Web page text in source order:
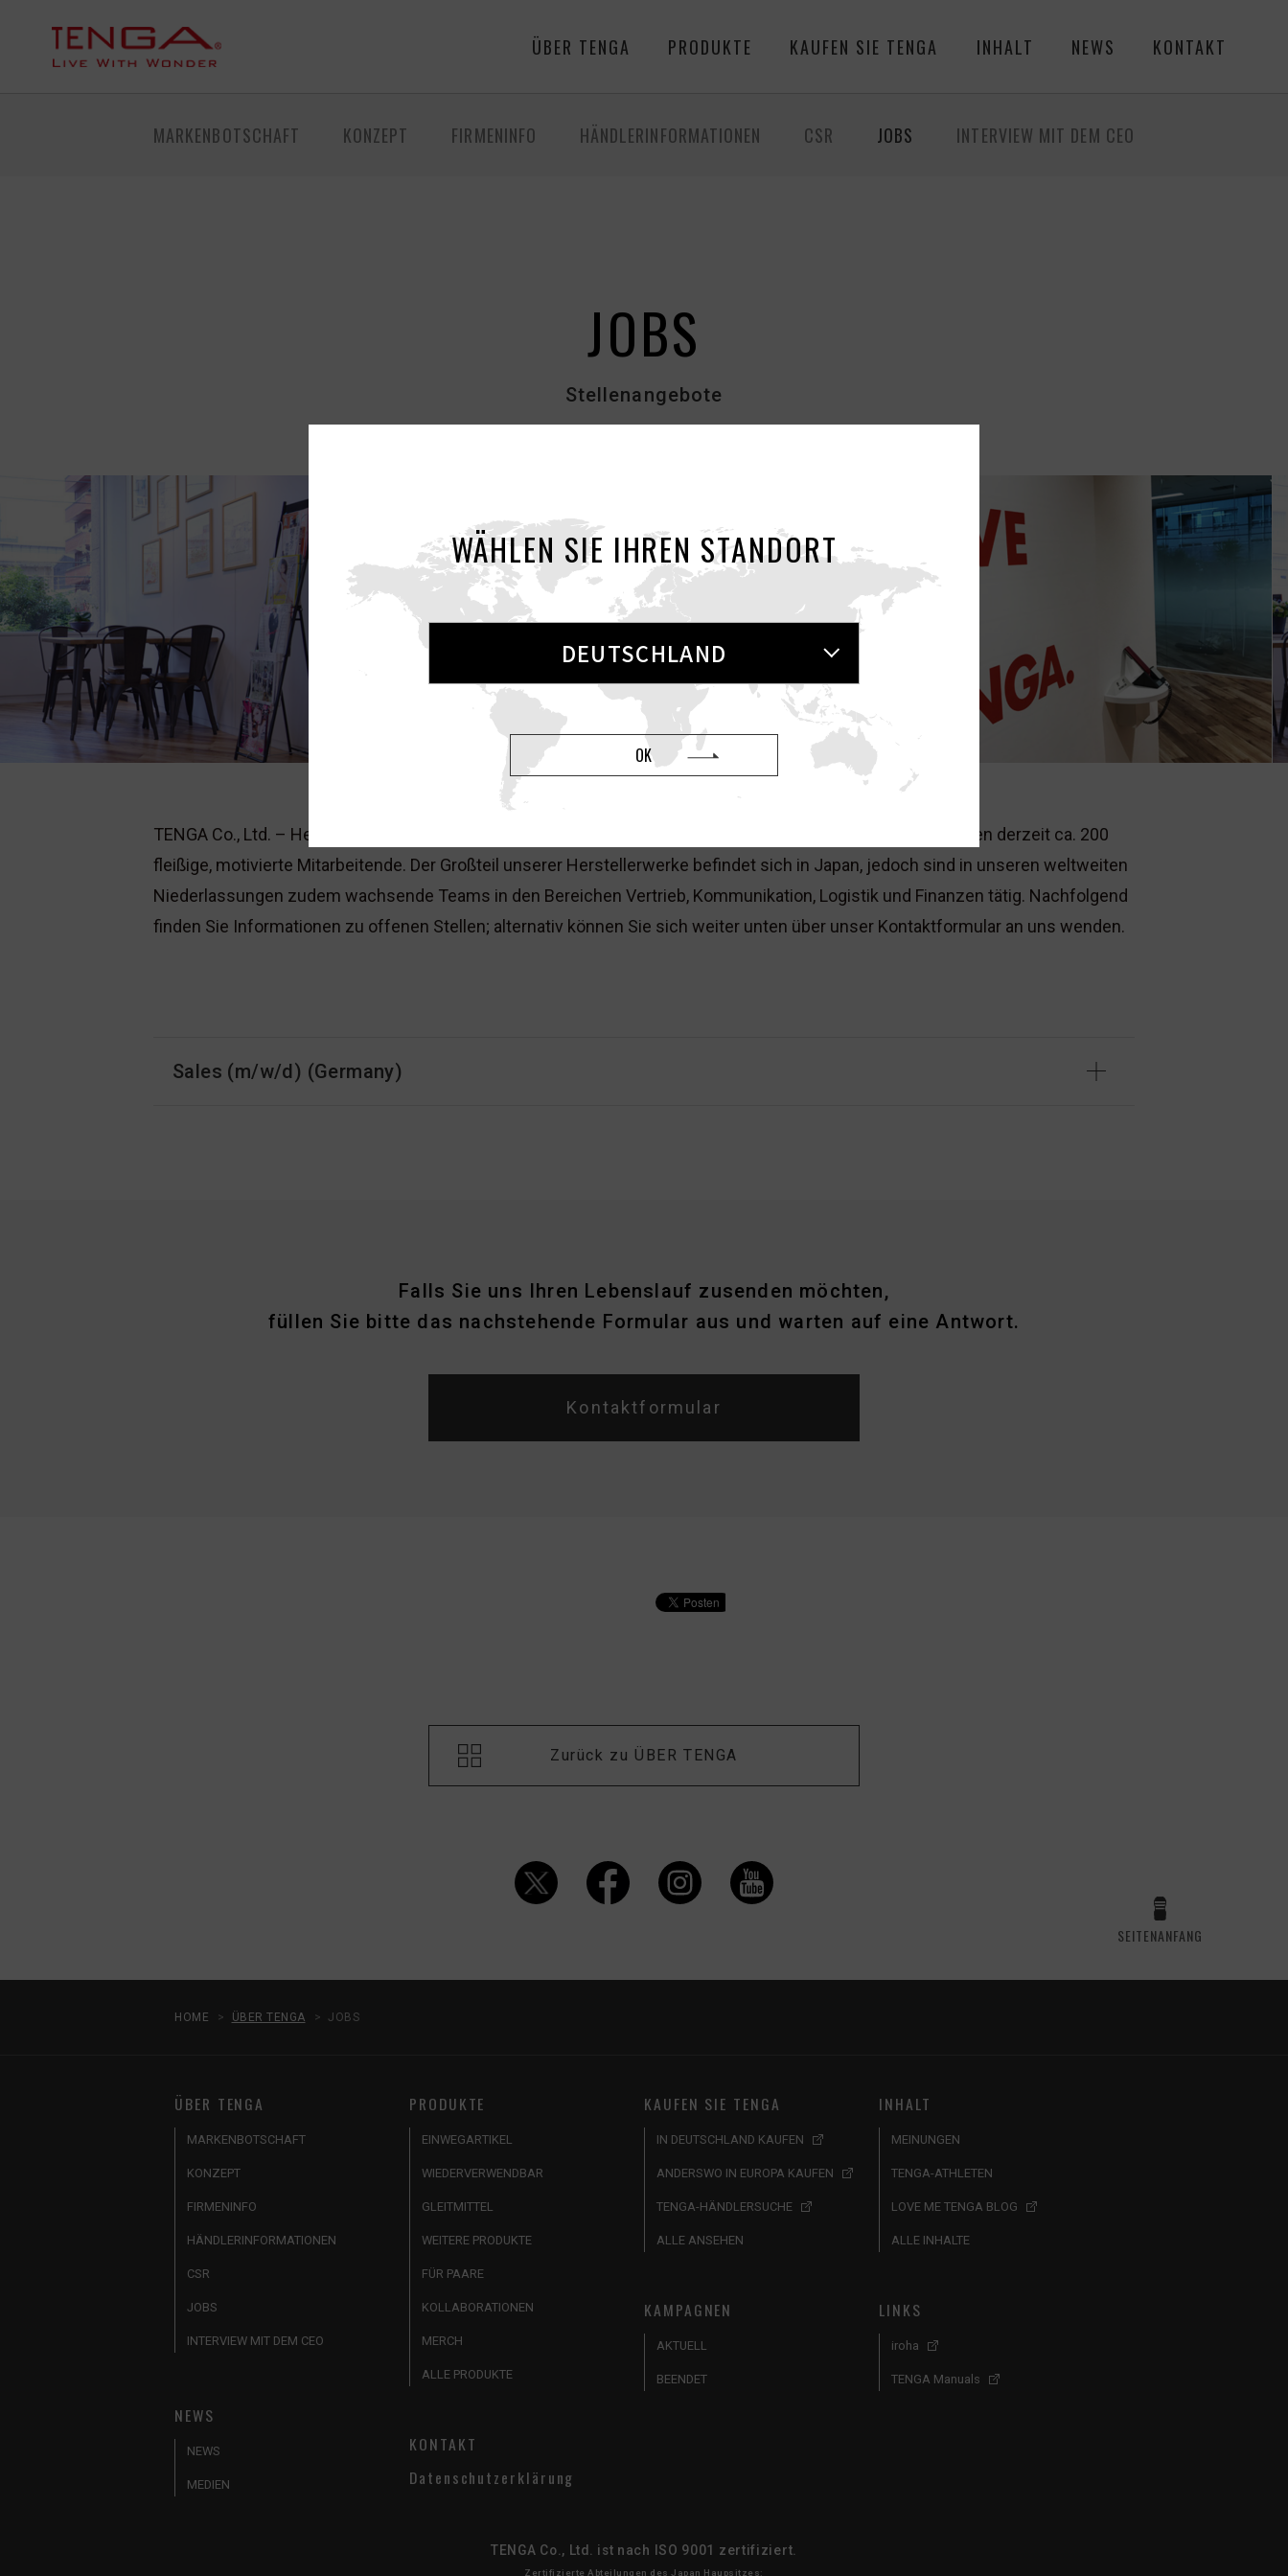
ÜBER TENGA PRODUKTE KAUFEN SIE TENGA INHALT NEWS KONTAKT
MARKENBOTSCHAFT KONZEPT FIRMENINFO HÄNDLERINFORMATIONEN CSR JOBS INTERVIEW MIT DEM CEO
JOBS
Stellenangebote
TENGA Co., Ltd. – Hersteller der Marken „TENGA“ und „iroha“ – beschäftigt in seinen globalen Niederlassungen derzeit ca. 200
fleißige, motivierte Mitarbeitende. Der Großteil unserer Herstellerwerke befindet sich in Japan, jedoch sind in unseren weltweiten
Niederlassungen zudem wachsende Teams in den Bereichen Vertrieb, Kommunikation, Logistik und Finanzen tätig. Nachfolgend
finden Sie Informationen zu offenen Stellen; alternativ können Sie sich weiter unten über unser Kontaktformular an uns wenden.
Sales (m/w/d) (Germany)
Falls Sie uns Ihren Lebenslauf zusenden möchten,
füllen Sie bitte das nachstehende Formular aus und warten auf eine Antwort.
Kontaktformular
Zurück zu ÜBER TENGA
SEITENANFANG
HOME ÜBER TENGA JOBS
ÜBER TENGA
MARKENBOTSCHAFT
KONZEPT
FIRMENINFO
HÄNDLERINFORMATIONEN
CSR
JOBS
INTERVIEW MIT DEM CEO
PRODUKTE
EINWEGARTIKEL
WIEDERVERWENDBAR
GLEITMITTEL
WEITERE PRODUKTE
FÜR PAARE
KOLLABORATIONEN
MERCH
ALLE PRODUKTE
KAUFEN SIE TENGA
IN DEUTSCHLAND KAUFEN
ANDERSWO IN EUROPA KAUFEN
TENGA-HÄNDLERSUCHE
ALLE ANSEHEN
INHALT
MEINUNGEN
TENGA-ATHLETEN
LOVE ME TENGA BLOG
ALLE INHALTE
NEWS
NEWS
MEDIEN
KONTAKT
Datenschutzerklärung
KAMPAGNEN
AKTUELL
BEENDET
LINKS
iroha
TENGA Manuals
TENGA Co., Ltd. ist nach ISO 9001 zertifiziert.
Zertifizierte Abteilungen des Japan Haupsitzes:
WÄHLEN SIE IHREN STANDORT
DEUTSCHLAND
OK